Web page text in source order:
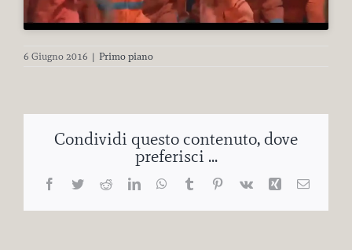
6 Giugno 2016 | Primo piano
Condividi questo contenuto, dove
preferisci ...
Facebook
TwitterRedditLinkedInWhatsApp
TumblrPinterest
Vk Xing Email